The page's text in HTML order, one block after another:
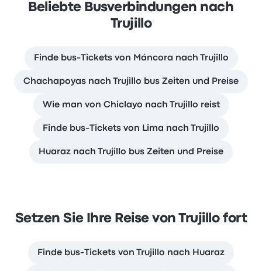
Beliebte Busverbindungen nach
Trujillo
Finde bus-Tickets von Máncora nach Trujillo
Chachapoyas nach Trujillo bus Zeiten und Preise
Wie man von Chiclayo nach Trujillo reist
Finde bus-Tickets von Lima nach Trujillo
Huaraz nach Trujillo bus Zeiten und Preise
Setzen Sie Ihre Reise von Trujillo fort
Finde bus-Tickets von Trujillo nach Huaraz